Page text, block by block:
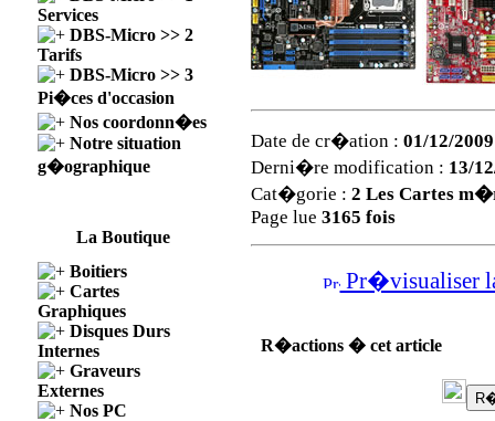
Services
DBS-Micro >> 2
Tarifs
DBS-Micro >> 3
Pi�ces d'occasion
Nos coordonn�es
Notre situation
g�ographique
La Boutique
Boitiers
Cartes
Graphiques
Disques Durs
Internes
Graveurs
Externes
Nos PC
Date de cr�ation : 01/12/
Derni�re modification : 13/
Cat�gorie : 2 Les Cartes
Page lue 3165 fois
Pr�visualiser
R�actions � cet article